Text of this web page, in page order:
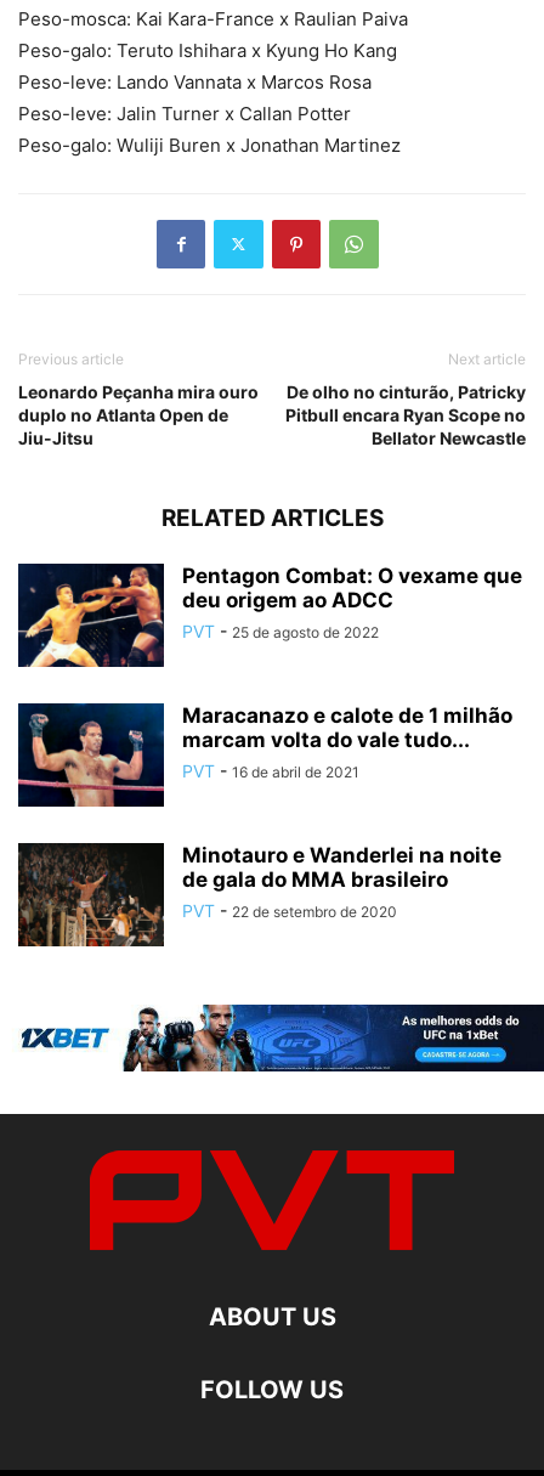
Peso-mosca: Kai Kara-France x Raulian Paiva
Peso-galo: Teruto Ishihara x Kyung Ho Kang
Peso-leve: Lando Vannata x Marcos Rosa
Peso-leve: Jalin Turner x Callan Potter
Peso-galo: Wuliji Buren x Jonathan Martinez
Previous article
Leonardo Peçanha mira ouro
duplo no Atlanta Open de
Jiu-Jitsu
Next article
De olho no cinturão, Patricky
Pitbull encara Ryan Scope no
Bellator Newcastle
RELATED ARTICLES
Pentagon Combat: O vexame que
deu origem ao ADCC
PVT - 25 de agosto de 2022
Maracanazo e calote de 1 milhão
marcam volta do vale tudo...
PVT - 16 de abril de 2021
Minotauro e Wanderlei na noite
de gala do MMA brasileiro
PVT - 22 de setembro de 2020
ABOUT US
FOLLOW US